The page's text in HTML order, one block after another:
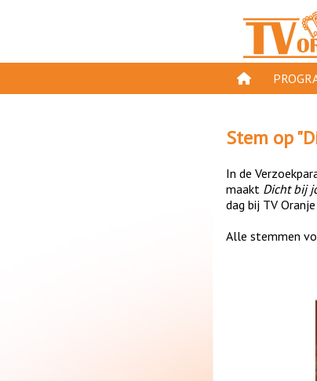
ORANJE
TV
11 VAN
Stem op "
In de
maakt Dicht bij
dag bij TV
Alle stemmen